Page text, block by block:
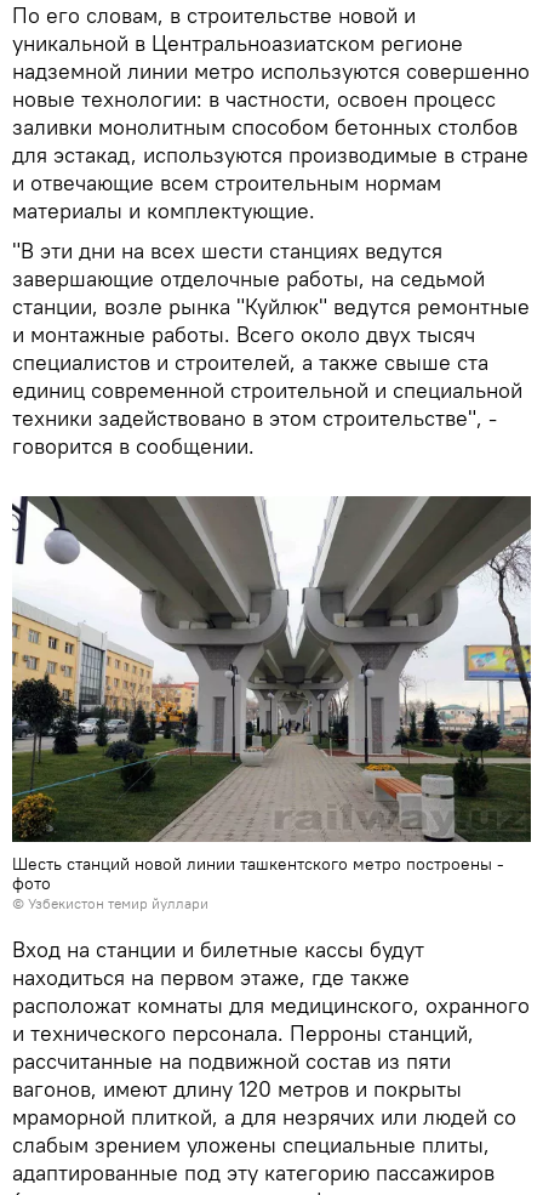
По его словам, в строительстве новой и
уникальной в Центральноазиатском регионе
надземной линии метро используются совершенно
новые технологии: в частности, освоен процесс
заливки монолитным способом бетонных столбов
для эстакад, используются производимые в стране
и отвечающие всем строительным нормам
материалы и комплектующие.
"В эти дни на всех шести станциях ведутся
завершающие отделочные работы, на седьмой
станции, возле рынка "Куйлюк" ведутся ремонтные
и монтажные работы. Всего около двух тысяч
специалистов и строителей, а также свыше ста
единиц современной строительной и специальной
техники задействовано в этом строительстве", -
говорится в сообщении.
Шесть станций новой линии ташкентского метро построены -
фото
© Узбекистон темир йуллари
Вход на станции и билетные кассы будут
находиться на первом этаже, где также
расположат комнаты для медицинского, охранного
и технического персонала. Перроны станций,
рассчитанные на подвижной состав из пяти
вагонов, имеют длину 120 метров и покрыты
мраморной плиткой, а для незрячих или людей со
слабым зрением уложены специальные плиты,
адаптированные под эту категорию пассажиров